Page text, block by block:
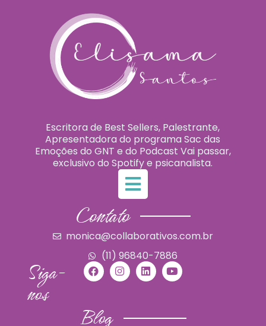
Escritora de Best Sellers, Palestrante,
Apresentadora do programa Sac das
Emoções do GNT e do Podcast Vai passar,
exclusivo do Spotify e psicanalista.
Contato
monica@collaborativos.com.br
(11) 96840-7886
Siga-
nos
Blog